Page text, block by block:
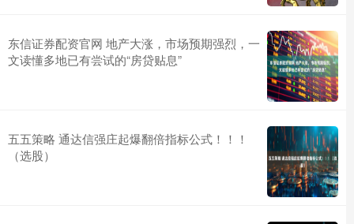
东信证券配资官网 地产大涨，市场预期强烈，一
文读懂多地已有尝试的“房贷贴息”
五五策略 通达信强庄起爆翻倍指标公式！！！
（选股）